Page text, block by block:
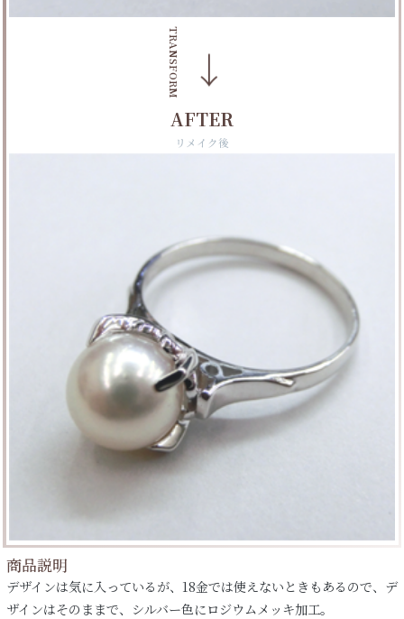
→
TRANSFORM
AFTER
リメイク後
商品説明
デザインは気に入っているが、18金では使えないときもあるので、デ
ザインはそのままで、シルバー色にロジウムメッキ加工。